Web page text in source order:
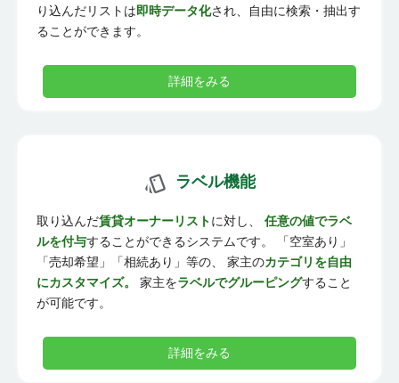
り込んだリストは即時データ化され、自由に検索・抽出す
ることができます。
詳細をみる
ラベル機能
取り込んだ賃貸オーナーリストに対し、 任意の値でラベ
ルを付与することができるシステムです。 「空室あり」
「売却希望」「相続あり」等の、 家主のカテゴリを自由
にカスタマイズ。
家主をラベルでグルーピングすること
が可能です。
詳細をみる